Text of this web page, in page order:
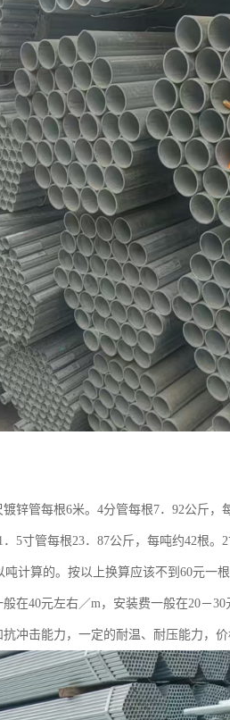
锌管每根6米。4分管每根7．92公斤
5寸管每根23．87公斤，每吨约42根
吨计算的。按以上换算应该不到60元一根
在40元左右／m，安装费一般在20－
冲击能力，一定的耐温、耐压能力，